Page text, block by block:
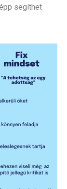
segíthet